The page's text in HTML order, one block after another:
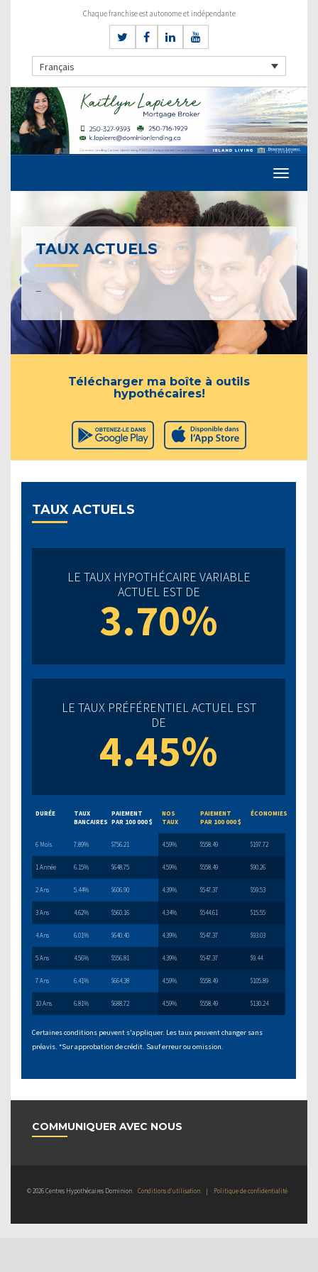
Chaque franchise est autonome et indépendante
Français
TAUX ACTUELS
–
Télécharger ma boîte à outils
hypothécaires!
TAUX ACTUELS
LE TAUX HYPOTHÉCAIRE VARIABLE
ACTUEL EST DE
3.70%
LE TAUX PRÉFÉRENTIEL ACTUEL EST
DE
4.45%
DURÉE
TAUX
BANCAIRES
PAIEMENT
PAR 100 000 $
NOS
TAUX
PAIEMENT
PAR 100 000 $
ÉCONOMIES
6 Mois 7.89% $756.21 4.59% $558.49 $197.72
1 Année 6.15% $648.75 4.59% $558.49 $90.26
2 Ans 5.44% $606.90 4.39% $547.37 $59.53
3 Ans 4.62% $560.16 4.34% $544.61 $15.55
4 Ans 6.01% $640.40 4.39% $547.37 $93.03
5 Ans 4.56% $556.81 4.39% $547.37 $9.44
7 Ans 6.41% $664.38 4.59% $558.49 $105.89
10 Ans 6.81% $688.72 4.59% $558.49 $130.24
Certaines conditions peuvent s'appliquer. Les taux peuvent changer sans
préavis. *Sur approbation de crédit. Sauf erreur ou omission.
COMMUNIQUER AVEC NOUS
© 2026 Centres Hypothécaires Dominion Conditions d’utilisation | Politique de confidentialité